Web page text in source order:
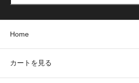
Home
カートを見る